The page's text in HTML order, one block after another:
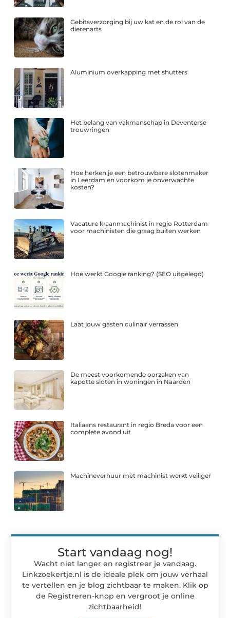
Gebitsverzorging bij uw kat en de rol van de
dierenarts
Aluminium overkapping met shutters
Het belang van vakmanschap in Deventerse
trouwringen
Hoe herken je een betrouwbare slotenmaker
in Leerdam en voorkom je onverwachte
kosten?
Vacature kraanmachinist in regio Rotterdam
voor machinisten die graag buiten werken
Hoe werkt Google ranking? (SEO uitgelegd)
Laat jouw gasten culinair verrassen
De meest voorkomende oorzaken van
kapotte sloten in woningen in Naarden
Italiaans restaurant in regio Breda voor een
complete avond uit
Machineverhuur met machinist werkt veiliger
Start vandaag nog!
Wacht niet langer en registreer je vandaag.
Linkzoekertje.nl is de ideale plek om jouw verhaal
te vertellen en je blog zichtbaar te maken. Klik op
de Registreren-knop en vergroot je online
zichtbaarheid!